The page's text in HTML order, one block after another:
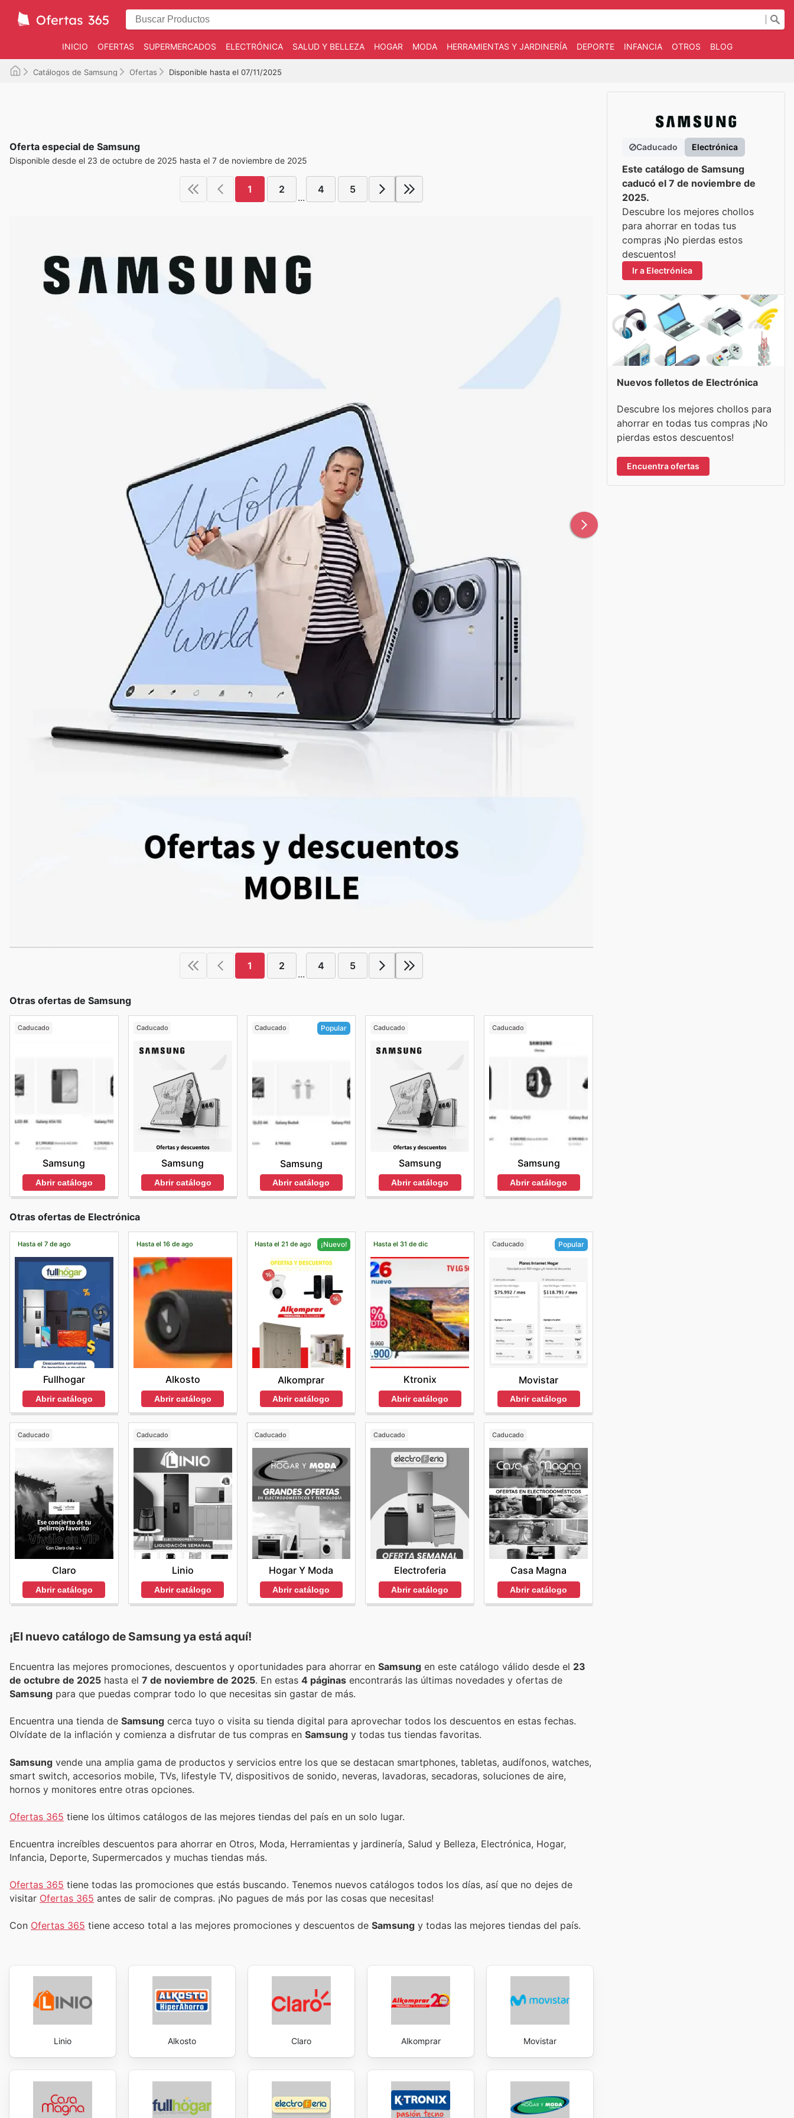
INICIO OFERTAS SUPERMERCADOS ELECTRÓNICA SALUD Y BELLEZA HOGAR MODA HERRAMIENTAS Y JARDINERÍA DEPORTE INFANCIA OTROS BLOG
Catálogos de Samsung Ofertas Disponible hasta el 07/11/2025
Oferta especial de Samsung
Disponible desde el 23 de octubre de 2025 hasta el 7 de noviembre de 2025
1 2
...
4 5
1 2
...
4 5
Otras ofertas de Samsung
Caducado
Samsung
Abrir catálogo
Caducado
Samsung
Abrir catálogo
Caducado Popular
Samsung
Abrir catálogo
Caducado
Samsung
Abrir catálogo
Caducado
Samsung
Abrir catálogo
Otras ofertas de Electrónica
Hasta el 7 de ago
Fullhogar
Abrir catálogo
Hasta el 16 de ago
Alkosto
Abrir catálogo
Hasta el 21 de ago ¡Nuevo!
Alkomprar
Abrir catálogo
Hasta el 31 de dic
Ktronix
Abrir catálogo
Caducado Popular
Movistar
Abrir catálogo
Caducado
Claro
Abrir catálogo
Caducado
Linio
Abrir catálogo
Caducado
Hogar Y Moda
Abrir catálogo
Caducado
Electroferia
Abrir catálogo
Caducado
Casa Magna
Abrir catálogo
¡El nuevo catálogo de Samsung ya está aquí!
Encuentra las mejores promociones, descuentos y oportunidades para ahorrar en Samsung en este catálogo válido desde el 23
de octubre de 2025 hasta el 7 de noviembre de 2025 . En estas 4 páginas encontrarás las últimas novedades y ofertas de
Samsung para que puedas comprar todo lo que necesitas sin gastar de más.
Encuentra una tienda de Samsung cerca tuyo o visita su tienda digital para aprovechar todos los descuentos en estas fechas.
Olvídate de la inflación y comienza a disfrutar de tus compras en Samsung y todas tus tiendas favoritas.
Samsung vende una amplia gama de productos y servicios entre los que se destacan smartphones, tabletas, audífonos, watches,
smart switch, accesorios mobile, TVs, lifestyle TV, dispositivos de sonido, neveras, lavadoras, secadoras, soluciones de aire,
hornos y monitores entre otras opciones.
Ofertas 365 tiene los últimos catálogos de las mejores tiendas del país en un solo lugar.
Encuentra increíbles descuentos para ahorrar en Otros, Moda, Herramientas y jardinería, Salud y Belleza, Electrónica, Hogar,
Infancia, Deporte, Supermercados y muchas tiendas más.
Ofertas 365 tiene todas las promociones que estás buscando. Tenemos nuevos catálogos todos los días, así que no dejes de
visitar Ofertas 365 antes de salir de compras. ¡No pagues de más por las cosas que necesitas!
Con Ofertas 365 tiene acceso total a las mejores promociones y descuentos de Samsung y todas las mejores tiendas del país.
Linio Alkosto Claro Alkomprar Movistar
Caducado Electrónica
Este catálogo de Samsung
caducó el 7 de noviembre de
2025.
Descubre los mejores chollos
para ahorrar en todas tus
compras ¡No pierdas estos
descuentos!
Ir a Electrónica
Nuevos folletos de Electrónica
Descubre los mejores chollos para
ahorrar en todas tus compras ¡No
pierdas estos descuentos!
Encuentra ofertas